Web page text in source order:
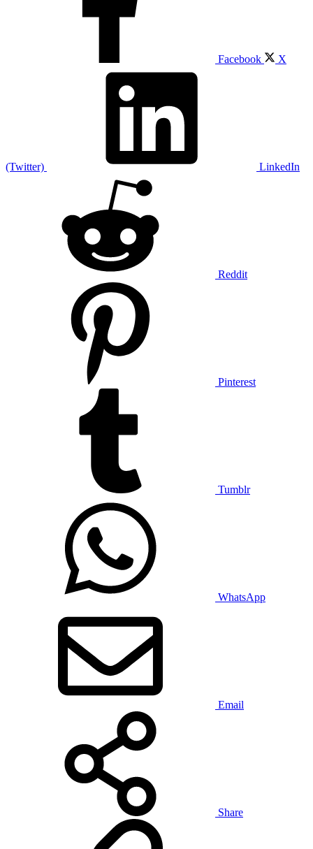
Facebook X
(Twitter) LinkedIn
Reddit
Pinterest
Tumblr
WhatsApp
Email
Share